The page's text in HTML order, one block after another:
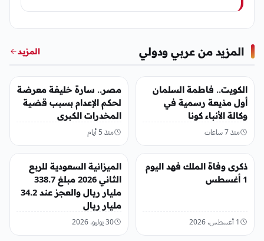
المزيد من عربي ودولي المزيد
عربي ودولي
الكويت.. فاطمة السلمان
أول مذيعة رسمية في
وكالة الأنباء كونا
منذ 7 ساعات
مصر.. سارة خليفة معرضة
لحكم الإعدام بسبب قضية
المخدرات الكبرى
منذ 5 أيام
عربي ودولي
ذكرى وفاة الملك فهد اليوم
1 أغسطس
1 أغسطس، 2026
عربي ودولي
الميزانية السعودية للربع
الثاني 2026 مبلغ 338.7
مليار ريال والعجز عند 34.2
مليار ريال
30 يوليو، 2026